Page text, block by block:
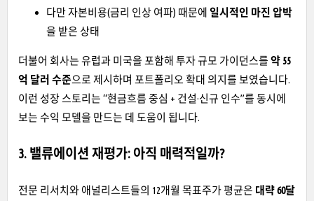
다만 자본비용(금리 인상 여파) 때문에 일시적인 마진 압박
을 받은 상태
더불어 회사는 유럽과 미국을 포함해 투자 규모 가이던스를 약 55
억 달러 수준으로 제시하며 포트폴리오 확대 의지를 보였습니다.
이런 성장 스토리는 “현금흐름 중심 + 건설·신규 인수”를 동시에
보는 수익 모델을 만드는 데 도움이 됩니다.
3. 밸류에이션 재평가: 아직 매력적일까?
전문 리서치와 애널리스트들의 12개월 목표주가 평균은 대략 60달